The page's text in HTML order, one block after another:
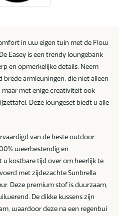
in uw eigen tuin met de Flow
Easey is een trendy loungebank
en opmerkelijke details. Neem
brede armleuningen, die niet alleen
met enige creativiteit ook
Deze loungeset biedt u alle
van de beste outdoor
weerbestendig en
kostbare tijd over om heerlijk te
met zijdezachte Sunbrella
Deze premium stof is duurzaam,
De dikke kussens zijn
waardoor deze na een regenbui